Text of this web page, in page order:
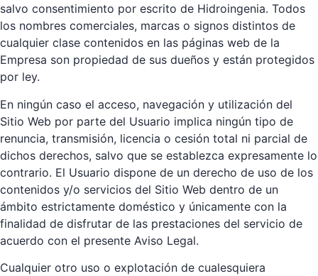
salvo consentimiento por escrito de Hidroingenia. Todos
los nombres comerciales, marcas o signos distintos de
cualquier clase contenidos en las páginas web de la
Empresa son propiedad de sus dueños y están protegidos
por ley.
En ningún caso el acceso, navegación y utilización del
Sitio Web por parte del Usuario implica ningún tipo de
renuncia, transmisión, licencia o cesión total ni parcial de
dichos derechos, salvo que se establezca expresamente lo
contrario. El Usuario dispone de un derecho de uso de los
contenidos y/o servicios del Sitio Web dentro de un
ámbito estrictamente doméstico y únicamente con la
finalidad de disfrutar de las prestaciones del servicio de
acuerdo con el presente Aviso Legal.
Cualquier otro uso o explotación de cualesquiera